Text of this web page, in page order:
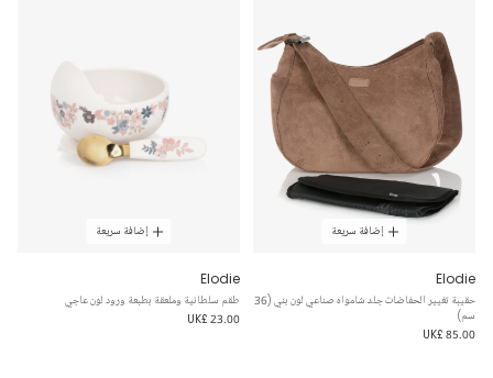
إضافة سريعة
Elodie
حقيبة تغيير الحفاضات جلد شامواه صناعي لون بني (36
سم)
UK£ 85.00
إضافة سريعة
Elodie
طقم سلطانية وملعقة بطبعة ورود لون عاجي
UK£ 23.00